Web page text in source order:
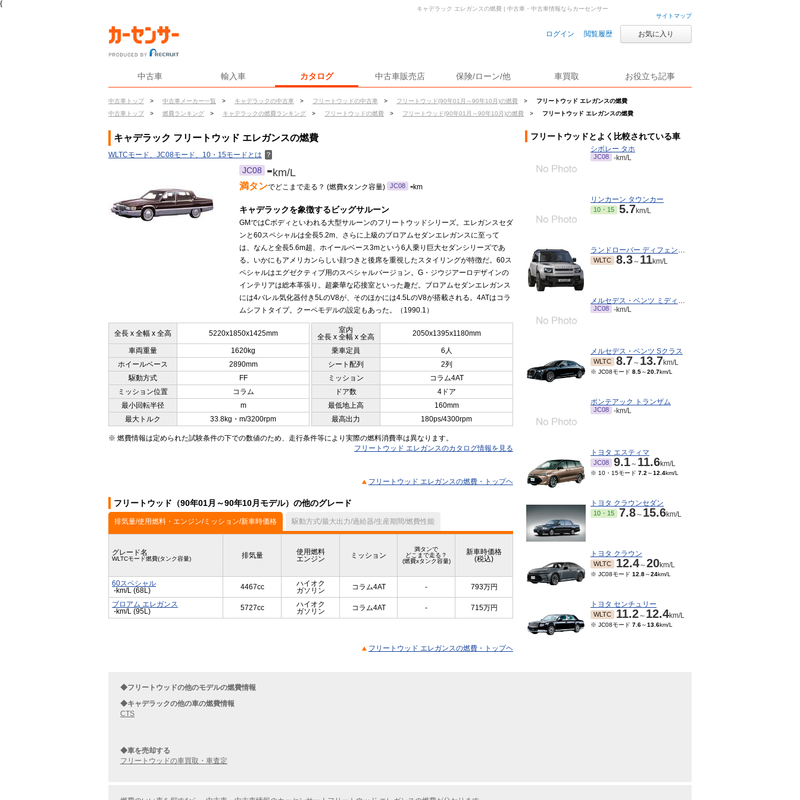
{
サイトマップ
ログイン 閲覧履歴 お気に入り
中古車 輸入車 カタログ 中古車販売店 保険/ローン/他 車買取 お役立ち記事
中古車トップ > 中古車メーカー一覧 > キャデラックの中古車 > フリートウッドの中古車 > フリートウッド(90年01月～90年10月)の燃費 >
フリートウッド エレガンスの燃費
中古車トップ
> 燃費ランキング > キャデラックの燃費ランキング > フリートウッドの燃費 > フリートウッド(90年01月～90年10月)の燃費 > フリートウッド エレガンスの燃費
キャデラック エレガンスの燃費 | 中古車・中古車情報ならカーセンサー
キャデラック フリートウッド エレガンスの燃費
WLTCモード、JC08モード、10・15モードとは ？
JC08 -km/L
満タンでどこまで走る？ (燃費xタンク容量) JC08 -km
キャデラックを象徴するビッグサルーン
GMではCボディといわれる大型サルーンのフリートウッドシリーズ。エレガンスセダ
ンと60スペシャルは全長5.2m、さらに上級のブロアムセダンエレガンスに至って
は、なんと全長5.6m超、ホイールベース3mという6人乗り巨大セダンシリーズであ
る。いかにもアメリカンらしい顔つきと後席を重視したスタイリングが特徴だ。60ス
ペシャルはエグゼクティブ用のスペシャルバージョン。G・ジウジアーロデザインの
インテリアは総本革張り。超豪華な応接室といった趣だ。ブロアムセダンエレガンス
には4バレル気化器付き5LのV8が、そのほかには4.5LのV8が搭載される。4ATはコラ
ムシフトタイプ。クーペモデルの設定もあった。（1990.1）
全長 x 全幅 x 全高 5220x1850x1425mm
室内
全長 x 全幅 x 全高
2050x1395x1180mm
車両重量 1620kg 乗車定員
6人
ホイールベース
2890mm シート配列
2列
駆動方式
FF ミッション
コラム4AT
ミッション位置
コラム ドア数
4ドア
最小回転半径
m 最低地上高
160mm
最大トルク
33.8kg・m/3200rpm 最高出力 180ps/4300rpm
※ 燃費情報は定められた試験条件の下での数値のため、走行条件等により実際の燃料消費率は異なります。
フリートウッド エレガンスのカタログ情報を見る
フリートウッド エレガンスの燃費・トップヘ
フリートウッド（90年01月～90年10月モデル）の他のグレード
排気量/使用燃料・エンジン/ミッション/新車時価格 駆動方式/最大出力/過給器/生産期間/燃費性能
グレード名
WLTCモード燃費(タンク容量) 排気量
使用燃料
エンジン
ミッション
満タンで
どこまで走る？
(燃費xタンク容量)
新車時価格
(税込)
60スペシャル
-km/L (68L)
4467cc
ハイオク
ガソリン
コラム4AT - 793万円
ブロアム エレガンス
-km/L (95L)
5727cc
ハイオク
ガソリン
コラム4AT - 715万円
フリートウッド エレガンスの燃費・トップヘ
フリートウッドとよく比較されている車
シボレー タホ
JC08 -km/L
リンカーン タウンカー
10・15 5.7km/L
ランドローバー ディフェンダー
WLTC 8.3～ 11km/L
メルセデス・ベンツ ミディアムクラスクーペ
JC08 -km/L
メルセデス・ベンツ Sクラス
WLTC 8.7～ 13.7km/L
※ JC08モード 8.5～20.7km/L
ポンテアック トランザム
JC08 -km/L
トヨタ エスティマ
JC08 9.1～ 11.6km/L
※ 10・15モード 7.2 ～12.4km/L
トヨタ クラウンセダン
10・15 7.8～ 15.6km/L
トヨタ クラウン
WLTC 12.4～20km/L
※ JC08モード 12.8～24km/L
トヨタ センチュリー
WLTC 11.2～ 12.4km/L
※ JC08モード 7.6～13.6km/L
◆フリートウッドの他のモデルの燃費情報
◆キャデラックの他の車の燃費情報
CTS
◆車を売却する
フリートウッドの車買取・車査定